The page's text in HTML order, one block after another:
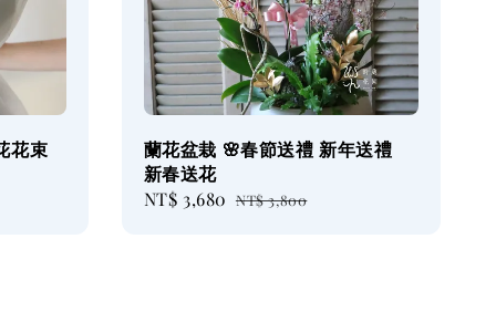
花束
蘭花盆栽 🌸春節送禮 新年送禮
新春送花
Sale
NT$ 3,680 Regular
NT$ 3,800